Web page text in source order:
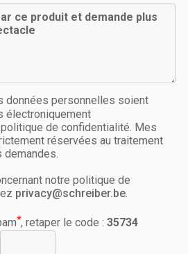
données personnelles soient
électroniquement
de confidentialité. Mes
réservées au traitement
demandes.
notre politique de
privacy@schreiber.be.
*, retaper le code : 35734